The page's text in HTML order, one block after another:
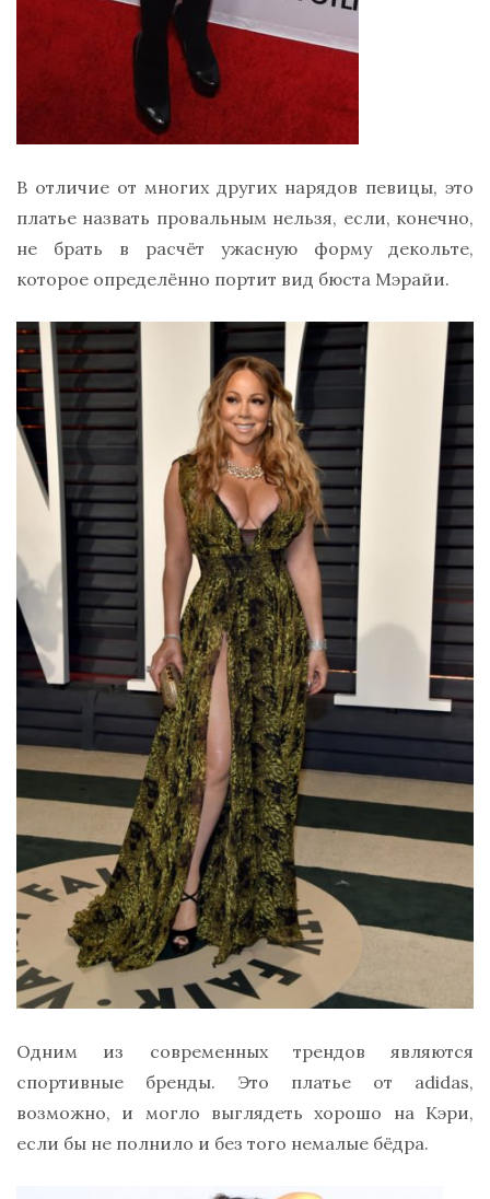
В отличие от многих других нарядов певицы, это
платье назвать провальным нельзя, если, конечно,
не брать в расчёт ужасную форму декольте,
которое определённо портит вид бюста Мэрайи.
Одним из современных трендов являются
спортивные бренды. Это платье от adidas,
возможно, и могло выглядеть хорошо на Кэри,
если бы не полнило и без того немалые бёдра.